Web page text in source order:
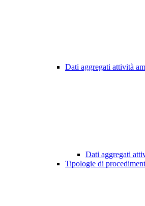
Dati aggregati attività
Dati aggregati
Tipologie di